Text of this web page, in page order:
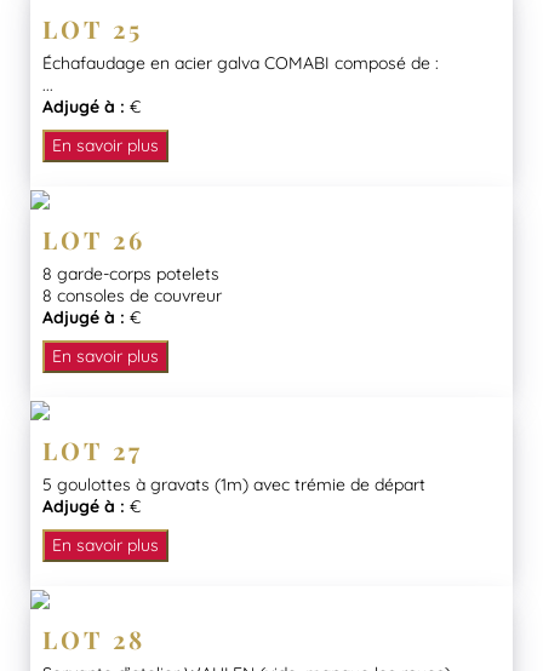
LOT 25
Échafaudage en acier galva COMABI composé de :
...
Adjugé à : €
En savoir plus
LOT 26
8 garde-corps potelets
8 consoles de couvreur
Adjugé à : €
En savoir plus
LOT 27
5 goulottes à gravats (1m) avec trémie de départ
Adjugé à : €
En savoir plus
LOT 28